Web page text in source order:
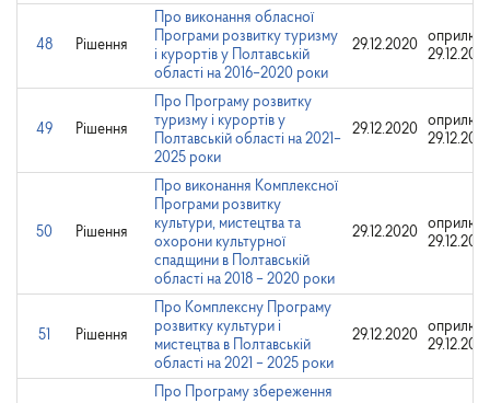
48 Рішення
Про виконання обласної
Програми розвитку туризму
і курортів у Полтавській
області на 2016–2020 роки
29.12.2020
49 Рішення
Про Програму розвитку
туризму і курортів у
Полтавській області на 2021–
2025 роки
29.12.2020
50 Рішення
Про виконання Комплексної
Програми розвитку
культури, мистецтва та
охорони культурної
спадщини в Полтавській
області на 2018 – 2020 роки
29.12.2020
51 Рішення
Про Комплексну Програму
розвитку культури і
мистецтва в Полтавській
області на 2021 – 2025 роки
29.12.2020
Про Програму збереження